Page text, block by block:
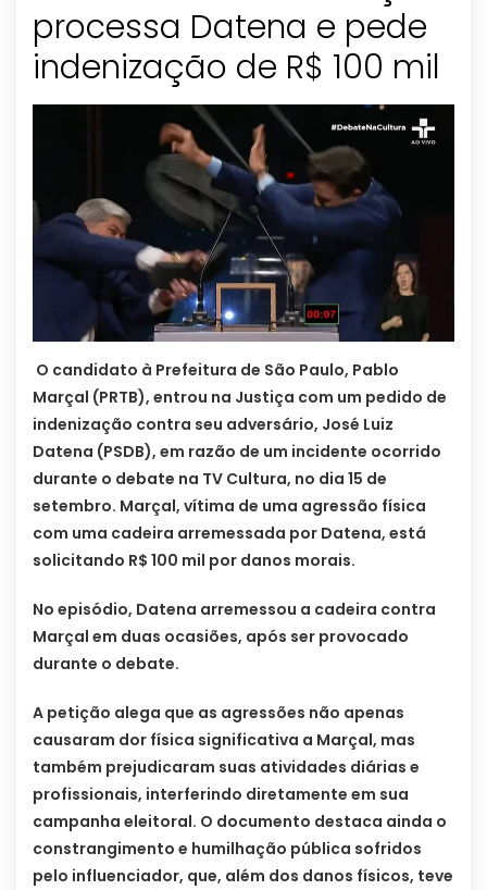
processa Datena e pede
indenização de R$ 100 mil
O candidato à Prefeitura de São Paulo, Pablo
Marçal (PRTB), entrou na Justiça com um pedido de
indenização contra seu adversário, José Luiz
Datena (PSDB), em razão de um incidente ocorrido
durante o debate na TV Cultura, no dia 15 de
setembro. Marçal, vítima de uma agressão física
com uma cadeira arremessada por Datena, está
solicitando R$ 100 mil por danos morais.
No episódio, Datena arremessou a cadeira contra
Marçal em duas ocasiões, após ser provocado
durante o debate.
A petição alega que as agressões não apenas
causaram dor física significativa a Marçal, mas
também prejudicaram suas atividades diárias e
profissionais, interferindo diretamente em sua
campanha eleitoral. O documento destaca ainda o
constrangimento e humilhação pública sofridos
pelo influenciador, que, além dos danos físicos, teve